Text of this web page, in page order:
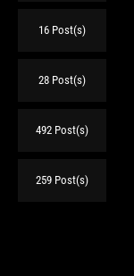
16 Post(s)
28 Post(s)
492 Post(s)
259 Post(s)